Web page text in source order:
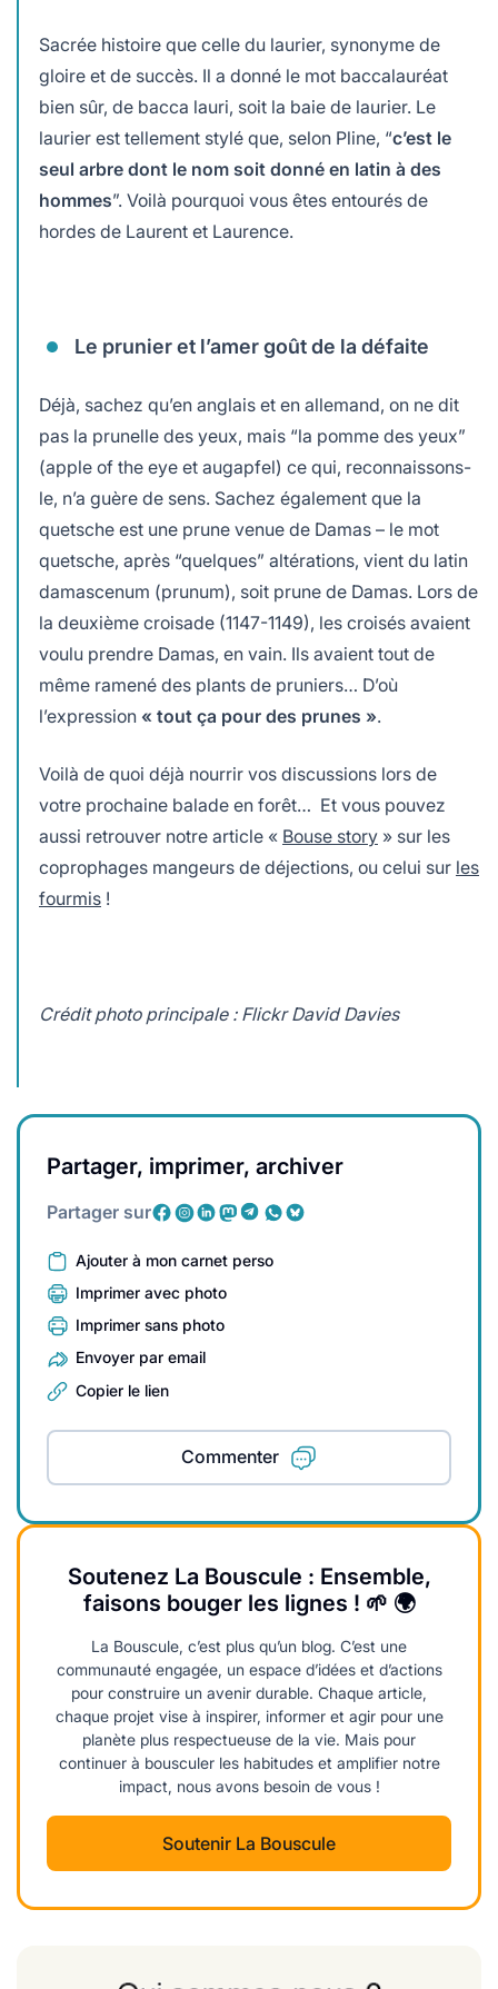
Sacrée histoire que celle du laurier, synonyme de
gloire et de succès. Il a donné le mot baccalauréat
bien sûr, de bacca lauri, soit la baie de laurier. Le
laurier est tellement stylé que, selon Pline, “c’est le
seul arbre dont le nom soit donné en latin à des
hommes”. Voilà pourquoi vous êtes entourés de
hordes de Laurent et Laurence.
Le prunier et l’amer goût de la défaite
Déjà, sachez qu’en anglais et en allemand, on ne dit
pas la prunelle des yeux, mais “la pomme des yeux”
(apple of the eye et augapfel) ce qui, reconnaissons-
le, n’a guère de sens. Sachez également que la
quetsche est une prune venue de Damas – le mot
quetsche, après “quelques” altérations, vient du latin
damascenum (prunum), soit prune de Damas. Lors de
la deuxième croisade (1147-1149), les croisés avaient
voulu prendre Damas, en vain. Ils avaient tout de
même ramené des plants de pruniers… D’où
l’expression « tout ça pour des prunes ».
Voilà de quoi déjà nourrir vos discussions lors de
votre prochaine balade en forêt… Et vous pouvez
aussi retrouver notre article « Bouse story » sur les
coprophages mangeurs de déjections, ou celui sur les
fourmis !
Crédit photo principale : Flickr David Davies
Partager, imprimer, archiver
Partager sur
Ajouter à mon carnet perso
Imprimer avec photo
Imprimer sans photo
Envoyer par email
Copier le lien
Commenter
Soutenez La Bouscule : Ensemble,
faisons bouger les lignes ! 🌱 🌍
La Bouscule, c’est plus qu’un blog. C’est une
communauté engagée, un espace d’idées et d’actions
pour construire un avenir durable. Chaque article,
chaque projet vise à inspirer, informer et agir pour une
planète plus respectueuse de la vie. Mais pour
continuer à bousculer les habitudes et amplifier notre
impact, nous avons besoin de vous !
Soutenir La Bouscule